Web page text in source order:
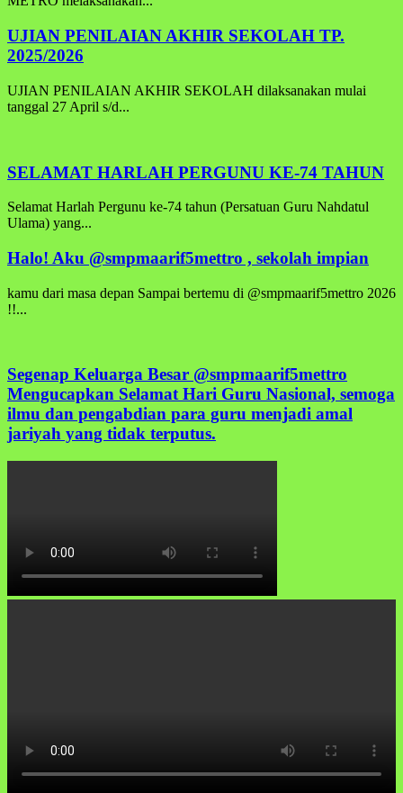
UJIAN PENILAIAN AKHIR SEKOLAH TP.
2025/2026
UJIAN PENILAIAN AKHIR SEKOLAH dilaksanakan mulai
tanggal 27 April s/d...
SELAMAT HARLAH PERGUNU KE-74 TAHUN
Selamat Harlah Pergunu ke-74 tahun (Persatuan Guru Nahdatul
Ulama) yang...
Halo! Aku @smpmaarif5mettro , sekolah impian
kamu dari masa depan Sampai bertemu di @smpmaarif5mettro 2026
!!...
Segenap Keluarga Besar @smpmaarif5mettro
Mengucapkan Selamat Hari Guru Nasional, semoga
ilmu dan pengabdian para guru menjadi amal
jariyah yang tidak terputus.